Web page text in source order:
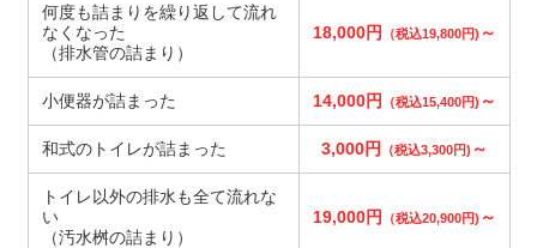
何度も詰まりを繰り返して流れ
なくなった
（排水管の詰まり）
18,000円 （税込19,800円) ～
小便器が詰まった 14,000円 （税込15,400円) ～
和式のトイレが詰まった 3,000円 （税込3,300円) ～
トイレ以外の排水も全て流れな
い
（汚水桝の詰まり）
19,000円 （税込20,900円) ～